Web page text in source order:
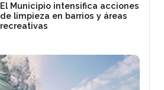
El Municipio intensifica acciones
de limpieza en barrios y áreas
recreativas